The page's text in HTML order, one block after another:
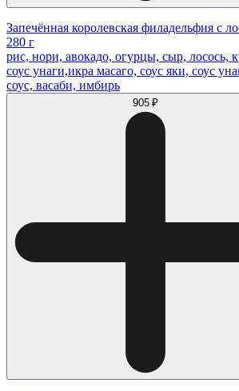
Запечённая королевская филадельфия с
280 г
рис, нори, авокадо, огурцы, сыр, лосось,
соус унаги,икра масаго, соус яки, соус
соус, васаби, имбирь
905 ₽